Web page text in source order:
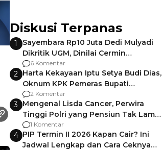
Diskusi Terpanas
1
Sayembara Rp10 Juta Dedi Mulyadi
Dikritik UGM, Dinilai Cermin
Gagalnya Negara Jamin Keamanan
6 Komentar
2 Harta Kekayaan Iptu Setya Budi Dias,
Oknum KPK Pemeras Bupati
Pemalang
2 Komentar
3 Mengenal Lisda Cancer, Perwira
Tinggi Polri yang Pensiun Tak Lama
Usai Jadi Brigjen
1 Komentar
4 PIP Termin II 2026 Kapan Cair? Ini
Jadwal Lengkap dan Cara Ceknya